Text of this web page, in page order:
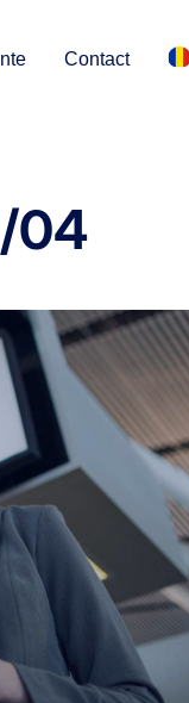
Contact
04